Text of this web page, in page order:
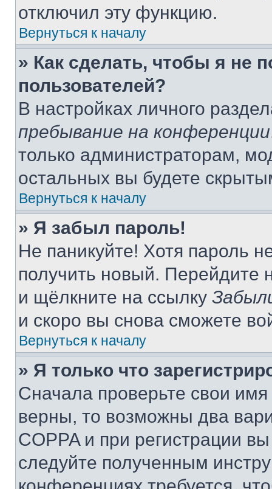
отключил эту функцию.
Вернуться к началу
» Как сделать, чтобы я не
пользователей?
В настройках личного
пребывание на конференции
только администраторам,
остальных вы будете
Вернуться к началу
» Я забыл пароль!
Не паникуйте! Хотя пароль
получить новый. Перейдите
и щёлкните на ссылку
и скоро вы снова сможете
Вернуться к началу
» Я только что
Сначала проверьте свои
верны, то возможны два
COPPA и при регистрации
следуйте полученным